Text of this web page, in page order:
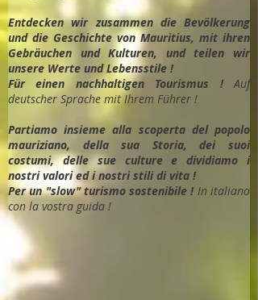
Entdecken wir zusammen die Bevölkerung
und die Geschichte von Mauritius, mit ihren
Gebräuchen und Kulturen, und teilen wir
unsere Werte und Lebensstile !
Für einen nachhaltigen Tourismus !Auf
deutscher Sprache mit Ihrem Führer !
Partiamo insieme alla scoperta del popolo
mauriziano, della sua Storia, dei suoi
costumi, delle sue culture e dividiamo i
nostri valori ed i nostri stili di vita !
Per un "slow" turismo sostenibile ! In italiano
con la vostra guida !